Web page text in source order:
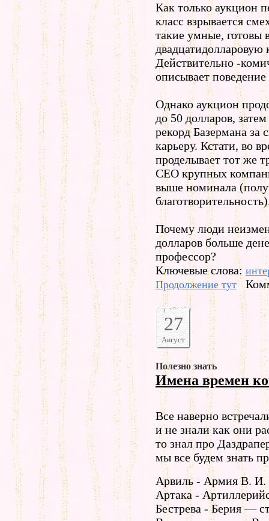
Как только аукцион
класс взрывается
такие умные, готовы
Действительно -
описывает
Однако аукцион
до 50 долларов,
рекорд Базермана за
карьеру. Кстати, во
проделывает тот же
CEO крупных
выше номинала
Почему люди
долларов больше
профессор?
Ключевые слова:
Продолжение тут
27
Август
Полезно знать
Имена времен
Все наверно
и не знали как они
то знал про
мы все будем знать
Арвиль - Армия В. И.
Артака -
Бестрева - Берия —